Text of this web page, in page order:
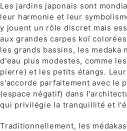
Les jardins japonais sont
leur harmonie et leur
y jouent un rôle discret mais
aux grandes carpes koï
les grands bassins, les medaka
d'eau plus modestes, comme
pierre) et les petits étangs.
s'accorde parfaitement avec le
(espace négatif) dans
qui privilégie la tranquillité et
Traditionnellement, les